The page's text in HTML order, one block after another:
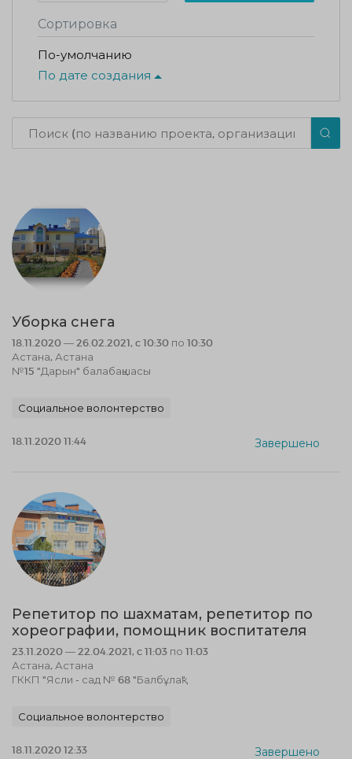
Сортировка
По-умолчанию
По дате создания
Уборка снега
18.11.2020 — 26.02.2021, c 10:30 по 10:30
Астана, Астана
№15 "Дарын" балабақшасы
Социальное волонтерство
18.11.2020 11:44 Завершено
Репетитор по шахматам, репетитор по
хореографии, помощник воспитателя
23.11.2020 — 22.04.2021, c 11:03 по 11:03
Астана, Астана
ГККП "Ясли - сад № 68 "Балбұлақ"
Социальное волонтерство
18.11.2020 12:33 Завершено